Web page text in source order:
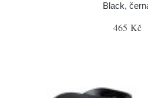
Black,
465 Kč